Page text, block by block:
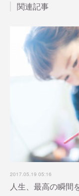
関連記事
2017.05.19 05:16
人生、最高の瞬間